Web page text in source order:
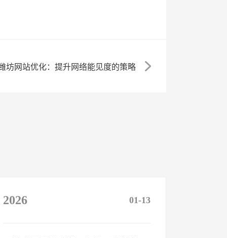
坊网站优化：提升网络能见度的策略
2026 01-13